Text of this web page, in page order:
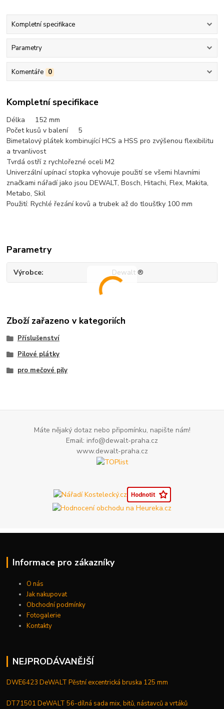
Kompletní specifikace
Parametry
Komentáře 0
Kompletní specifikace
Délka 152 mm
Počet kusů v balení 5
Bimetalový plátek kombinující HCS a HSS pro zvýšenou flexibilitu
a trvanlivost
Tvrdá ostří z rychlořezné oceli M2
Univerzální upínací stopka vyhovuje použití se všemi hlavními
značkami nářadí jako jsou DEWALT, Bosch, Hitachi, Flex, Makita,
Metabo, Skil
Použití: Rychlé řezání kovů a trubek až do tloušťky 100 mm
Parametry
Výrobce Dewalt ®
Zboží zařazeno v kategoriích
Příslušenství
Pilové plátky
pro mečové pily
Máte nějaký dotaz nebo připomínku, napište nám!
Email: info@dewalt-praha.cz
www.dewalt-praha.cz
Informace pro zákazníky
O nás
Jak nakupovat
Obchodní podmínky
Fotogalerie
Kontakty
NEJPRODÁVANĚJŠÍ
DWE6423 DeWALT Pěstní excentrická bruska 125 mm
DT71501 DeWALT 56-dílná sada mix, bitů, nástavců a vrtáků